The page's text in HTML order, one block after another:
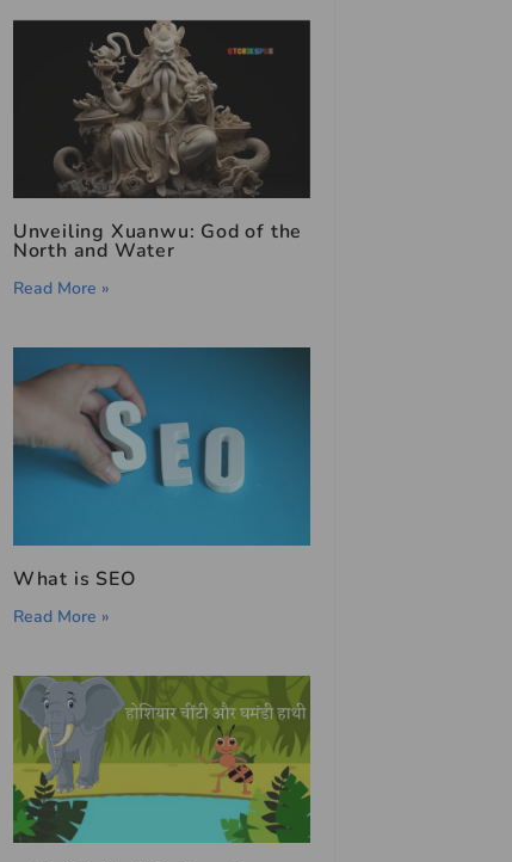
Unveiling Xuanwu: God of the
North and Water
Read More »
What is SEO
Read More »